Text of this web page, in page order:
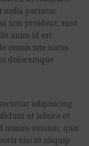
nulla pariatur.
non proident, sunt
anim id est
omnis iste natus
doloremque
adipisicing
ut labore et
minim veniam, quis
nisi ut aliquip